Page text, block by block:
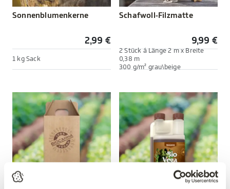
Sonnenblumenkerne
2,99 €
1 kg Sack
Schafwoll-Filzmatte
9,99 €
2 Stück á Länge 2 m x Breite
0,38 m
300 g/m² grau\beige